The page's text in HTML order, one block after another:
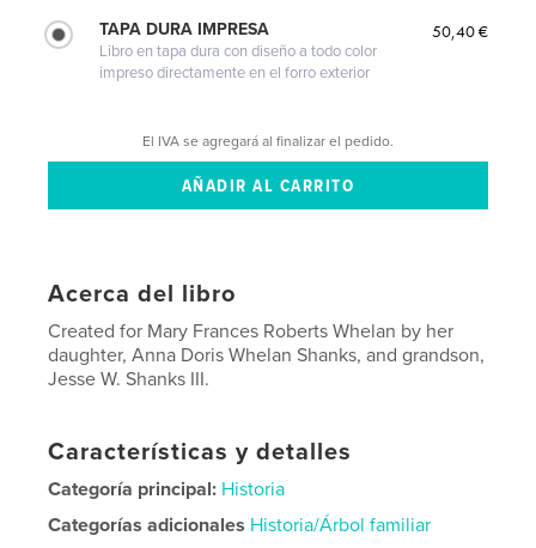
TAPA DURA IMPRESA
Libro en tapa dura con diseño a todo color
impreso directamente en el forro exterior
50,40 €
El IVA se agregará al finalizar el pedido.
Acerca del libro
Created for Mary Frances Roberts Whelan by her
daughter, Anna Doris Whelan Shanks, and grandson,
Jesse W. Shanks III.
Características y detalles
Categoría principal: Historia
Categorías adicionales Historia/Árbol familiar